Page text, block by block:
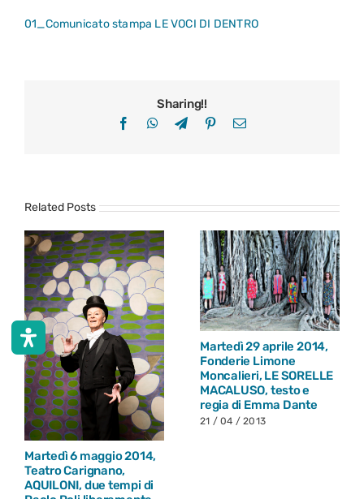
01_Comunicato stampa LE VOCI DI DENTRO
Sharing!!
FacebookWhatsApp
TelegramPinterestEmail
Related Posts
Martedì 6 maggio 2014,
Teatro Carignano,
AQUILONI, due tempi di
Martedì 29 aprile 2014,
Fonderie Limone
Moncalieri, LE SORELLE
MACALUSO, testo e
regia di Emma Dante
21 / 04 / 2013